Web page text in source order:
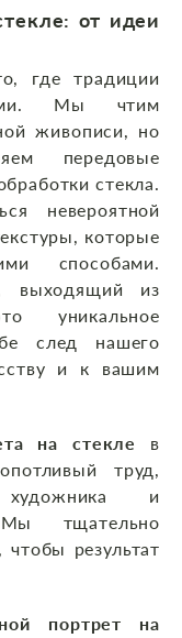
от идеи
где традиции
Мы чтим
живописи, но
передовые
стекла.
невероятной
которые
способами.
выходящий из
уникальное
след нашего
и к вашим
на стекле
в
труд,
художника и
Мы тщательно
результат
портрет на